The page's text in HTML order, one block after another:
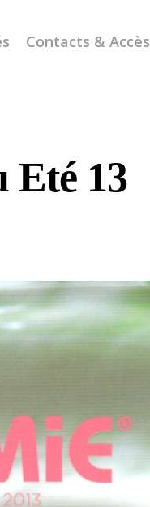
Contacts & Accès
Eté 13